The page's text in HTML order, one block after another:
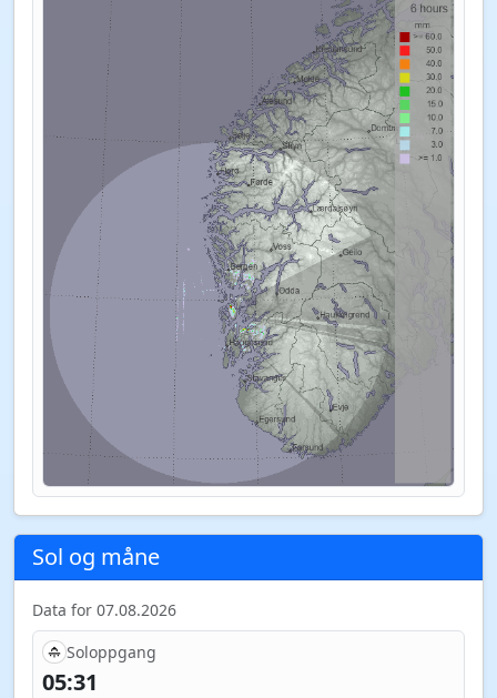
Sol og måne
Data for 07.08.2026
Soloppgang
05:31